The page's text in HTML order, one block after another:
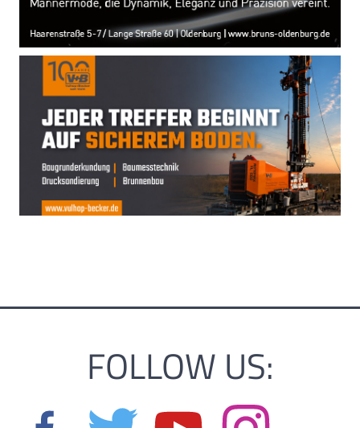
FOLLOW US: